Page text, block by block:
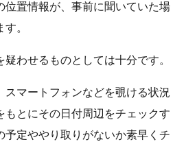
位置情報が、事前に聞いていた場
。
わせるものとしては十分です。
スマートフォンなどを覗ける状況
もとにその日付周辺をチェックす
予定ややり取りがないか素早くチ